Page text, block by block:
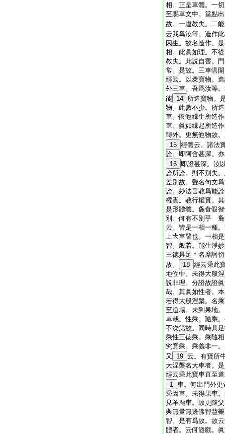
相。正是車體。一
至賜車文中。當點
故。一違教失。二
云我爲汝等。造作
因生。故名造作。
相。此眞如理。不
教失。此説自害。
常。是故。三車倶
經云。以衆寶物。
外三車。吾爲汝等
能 14 所造寶物。
物。此數不少。所
車。依他縁生所造
車。眞如縁起所造
轉外。更無他物故
15 經體云。諸法
詮。即阿含甚深。
16 即證甚深。汝
詮所詮。則不別失
差別故。聲名句文
詮。妙法言教爲能
權實。教行權實。
是形體體。麁食假
別。何有不別乎 麁
云。皆是一相一種
上大車譬也。一相
智。般若。能生淨
三徳具足＊名摩訶
故。
18 經云乘此
地位中。未得大般
説非理。分證故證
哉。其眞如性者。
若得大般涅槃。名
至道場。未到果地
車哉。性乘。隨乘
不次第故。同時具
乘性三徳乘。乘隨
究竟乘。乘義非一
又
19 云。有寶所
大涅槃名大車者。
經云乘此寶車直至
1 車。何出門外更
乘因車。未得果車
見羊鹿車。故更隨
與無量無邊佛智慧
智。是有爲故。故
體者。云何遊戲。